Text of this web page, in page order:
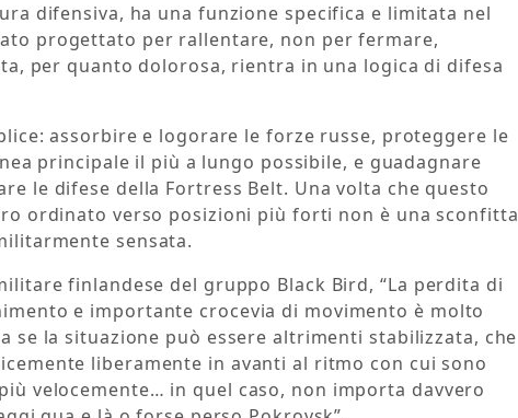
difensiva, ha una funzione specifica e limitata nel
progettato per rallentare, non per fermare,
per quanto dolorosa, rientra in una logica di difesa
assorbire e logorare le forze russe, proteggere le
principale il più a lungo possibile, e guadagnare
le difese della Fortress Belt. Una volta che questo
ordinato verso posizioni più forti non è una sconfitta
sensata.
finlandese del gruppo Black Bird, “La perdita di
e importante crocevia di movimento è molto
se la situazione può essere altrimenti stabilizzata, che
liberamente in avanti al ritmo con cui sono
velocemente… in quel caso, non importa davvero